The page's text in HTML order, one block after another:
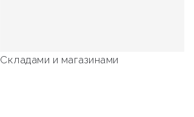
Складами и магазинами